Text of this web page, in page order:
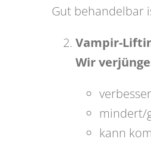
Gut behandelbar
Vampir-
Wir
mindert/
kann